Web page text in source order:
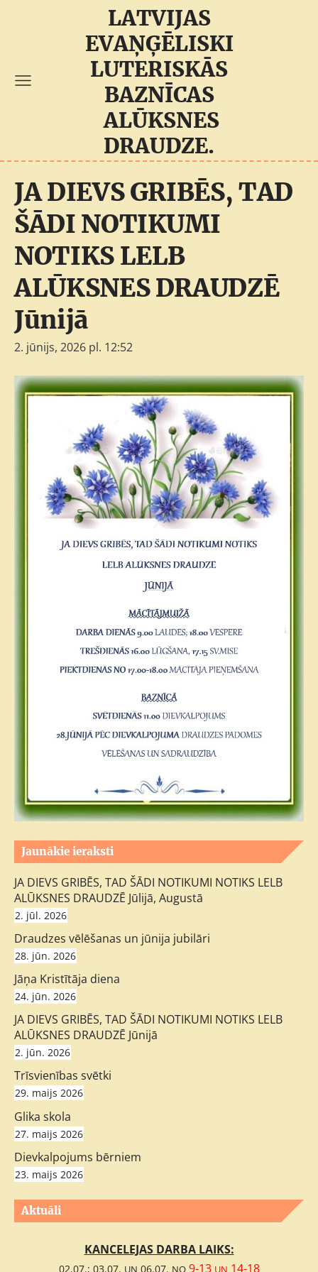
LATVIJAS
EVAŅĢĒLISKI
LUTERISKĀS
BAZNĪCAS
ALŪKSNES
DRAUDZE.
Jaunākie ieraksti
JA DIEVS GRIBĒS, TAD ŠĀDI NOTIKUMI NOTIKS LELB
ALŪKSNES DRAUDZĒ Jūlijā, Augustā
2. jūl. 2026
Draudzes vēlēšanas un jūnija jubilāri
28. jūn. 2026
Jāņa Kristītāja diena
24. jūn. 2026
JA DIEVS GRIBĒS, TAD ŠĀDI NOTIKUMI NOTIKS LELB
ALŪKSNES DRAUDZĒ Jūnijā
2. jūn. 2026
Trīsvienības svētki
29. maijs 2026
Glika skola
27. maijs 2026
Dievkalpojums bērniem
23. maijs 2026
Aktuāli
;
KANCELEJAS DARBA LAIKS:
02.07.; 03.07. UN 06.07. NO 9-13 UN 14-18
JA DIEVS GRIBĒS, TAD
ŠĀDI NOTIKUMI
NOTIKS LELB
ALŪKSNES DRAUDZĒ
Jūnijā
2. jūnijs, 2026 pl. 12:52